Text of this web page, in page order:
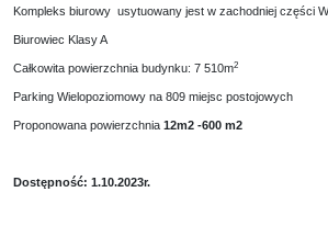
Kompleks biurowy usytuowany jest w zachodniej części
Biurowiec Klasy A
Całkowita powierzchnia budynku: 7 510m2
Parking Wielopoziomowy na 809 miejsc postojowych
Proponowana powierzchnia 12m2 -600 m2
Dostępność: 1.10.2023r.